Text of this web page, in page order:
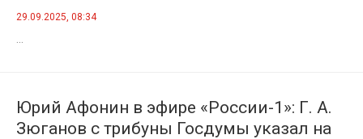
29.09.2025, 08:34
...
Юрий Афонин в эфире «России-1»: Г. А.
Зюганов с трибуны Госдумы указал на